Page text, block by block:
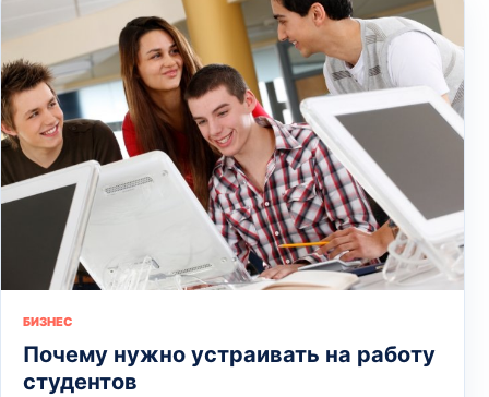
БИЗНЕС
Почему нужно устраивать на работу
студентов